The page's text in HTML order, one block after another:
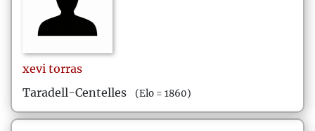
xevi torras
Taradell-Centelles
(Elo = 1860)